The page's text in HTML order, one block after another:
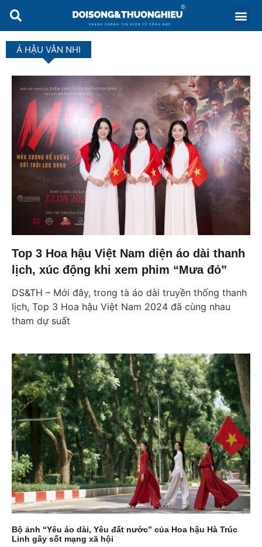
Á HẬU VÂN NHI
Top 3 Hoa hậu Việt Nam diện áo dài thanh
lịch, xúc động khi xem phim “Mưa đỏ”
DS&TH – Mới đây, trong tà áo dài truyền thống thanh
lịch, Top 3 Hoa hậu Việt Nam 2024 đã cùng nhau
tham dự suất
Bộ ảnh “Yêu áo dài, Yêu đất nước” của Hoa hậu Hà Trúc
Linh gây sốt mạng xã hội